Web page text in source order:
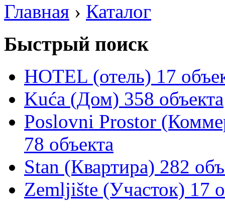
Главная › Каталог
Быстрый поиск
HOTEL (отель) 17
Kuća (Дом) 358 объекта
Poslovni Prostor
78 объекта
Stan (Квартира) 282
Zemljište (Участок) 17